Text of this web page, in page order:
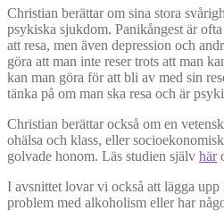
Christian berättar om sina stora
psykiska sjukdom. Panikångest är
att resa, men även depression och
göra att man inte reser trots att man
kan man göra för att bli av med sin
tänka på om man ska resa och är
Christian berättar också om en
ohälsa och klass, eller
golvade honom. Läs studien själv här
I avsnittet lovar vi också att lägga
problem med alkoholism eller har